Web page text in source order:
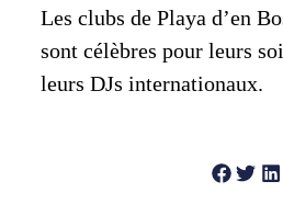
Les clubs de Playa d’en
sont célèbres pour leurs
leurs DJs internationaux.